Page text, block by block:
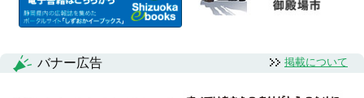
バナー広告 掲載について